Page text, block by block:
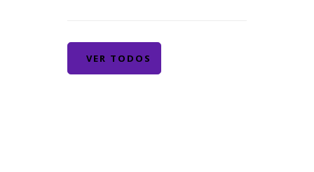
VER TODOS